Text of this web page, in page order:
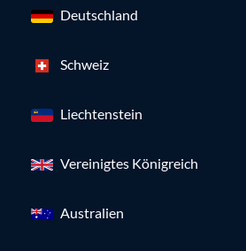
Deutschland
Schweiz
Liechtenstein
Vereinigtes Königreich
Australien